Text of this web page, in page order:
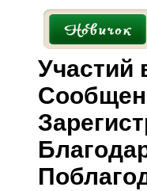
Участий